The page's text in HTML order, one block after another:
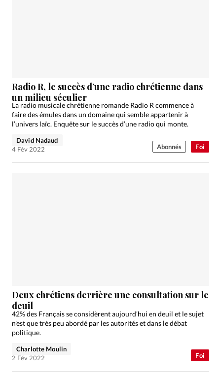
Foi
Radio R, le succès d’une radio chrétienne dans
un milieu séculier
La radio musicale chrétienne romande Radio R commence à
faire des émules dans un domaine qui semble appartenir à
l’univers laïc. Enquête sur le succès d’une radio qui monte.
David Nadaud
4 Fév 2022
Abonnés
Foi
Deux chrétiens derrière une consultation sur le
deuil
42% des Français se considèrent aujourd’hui en deuil et le sujet
n’est que très peu abordé par les autorités et dans le débat
politique.
Charlotte Moulin
2 Fév 2022